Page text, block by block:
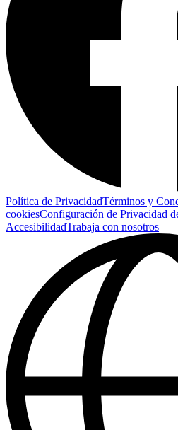
Política de PrivacidadTérminos y
cookiesConfiguración de Privacidad
AccesibilidadTrabaja con nosotros